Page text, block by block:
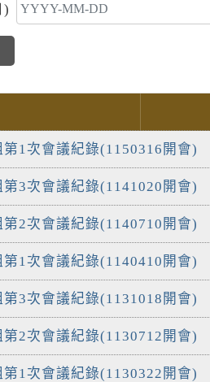
)
1次會議紀錄(1150316開會)
3次會議紀錄(1141020開會)
2次會議紀錄(1140710開會)
1次會議紀錄(1140410開會)
3次會議紀錄(1131018開會)
2次會議紀錄(1130712開會)
1次會議紀錄(1130322開會)